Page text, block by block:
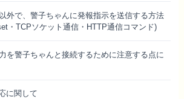
外で、警子ちゃんに発報指示を送信する方法
・TCPソケット通信・HTTP通信コマンド)
を警子ちゃんと接続するために注意する点に
に関して